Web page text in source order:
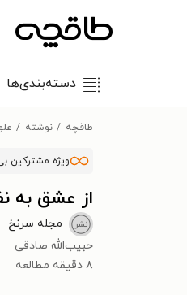
دسته‌بندی‌ها
طاقچه نوشته
ویژه مشترکین
از عشق به
مجله سرنخ
حبیب‌الله صادقی
۸ دقیقه مطالعه